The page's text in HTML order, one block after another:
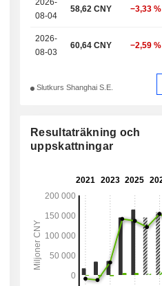
2026-
08-04
58,62 CNY −3,33 %
2026-
08-03
60,64 CNY −2,59 %
Slutkurs Shanghai S.E.
Resultaträkning och
uppskattningar